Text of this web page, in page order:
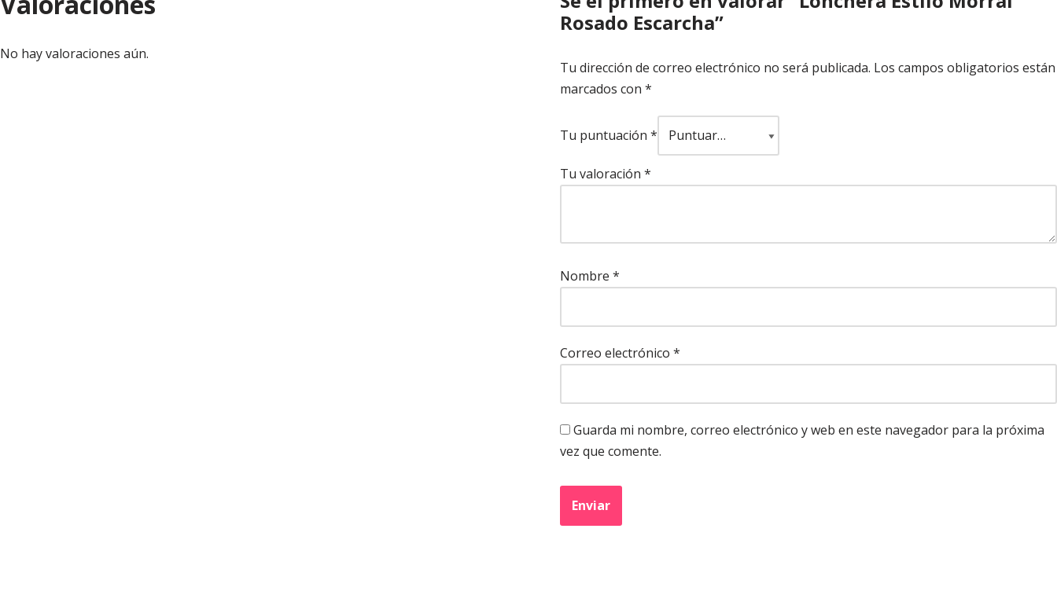
No hay valoraciones aún.
Rosado Escarcha”
Tu dirección de correo electrónico no será publicada. Los campos obligatorios están
marcados con *
Tu puntuación *
Tu valoración *
Nombre *
Correo electrónico *
Guarda mi nombre, correo electrónico y web en este navegador para la próxima
vez que comente.